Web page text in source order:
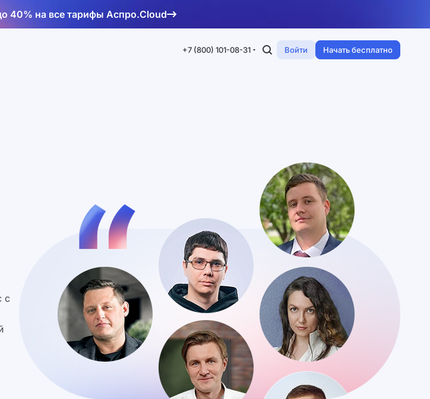
40% на все тарифы Аспро.Cloud
+7 (800) 101-08-31 Войти Начать бесплатно
с